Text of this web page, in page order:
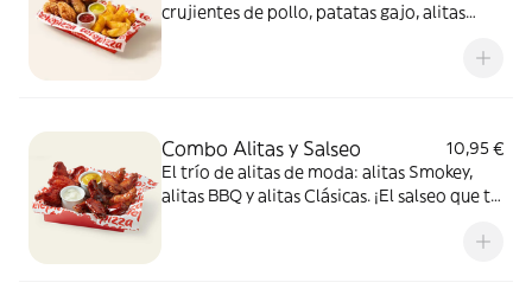
crujientes de pollo, patatas gajo, alitas
Combo Alitas y Salseo
10,95 €
El trío de alitas de moda: alitas Smokey,
alitas BBQ y alitas Clásicas. ¡El salseo que tu